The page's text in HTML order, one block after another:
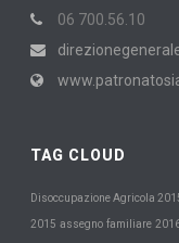
06 700.56.10
TAG CLOUD
Disoccupazione Agricola
2015 assegno familiare